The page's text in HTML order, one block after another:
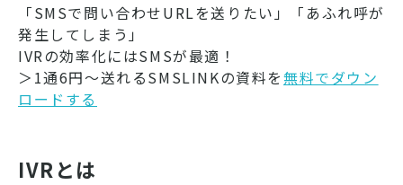
「SMSで問い合わせURLを送りたい」「あふれ呼が
発生してしまう」
IVRの効率化にはSMSが最適！
＞1通6円～送れるSMSLINKの資料を無料でダウン
ロードする
IVRとは